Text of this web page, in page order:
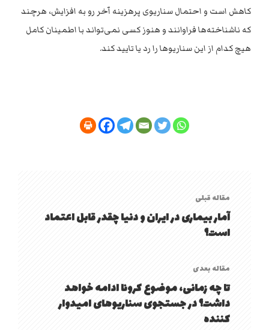
کاهش است و احتمال سناریوی پرهزینه آخر رو به افزایش، هرچند
که ناشناخته‌ها فراوانند و هنوز کسی نمی‌تواند با اطمینان کامل
هیچ کدام از این سناریوها را رد یا تایید کند.
مقاله قبلی
آمار بیماری در ایران و دنیا چقدر قابل اعتماد
است؟
مقاله بعدی
تا چه زمانی، موضوع کرونا ادامه خواهد
داشت؟ در جستجوی سناریوهای امیدوار
کننده